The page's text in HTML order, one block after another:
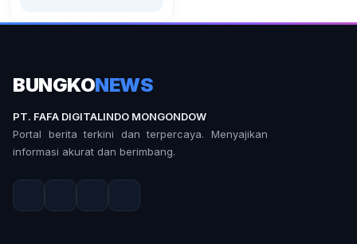
BUNGKONEWS
PT. FAFA DIGITALINDO MONGONDOW
Portal berita terkini dan terpercaya. Menyajikan
informasi akurat dan berimbang.